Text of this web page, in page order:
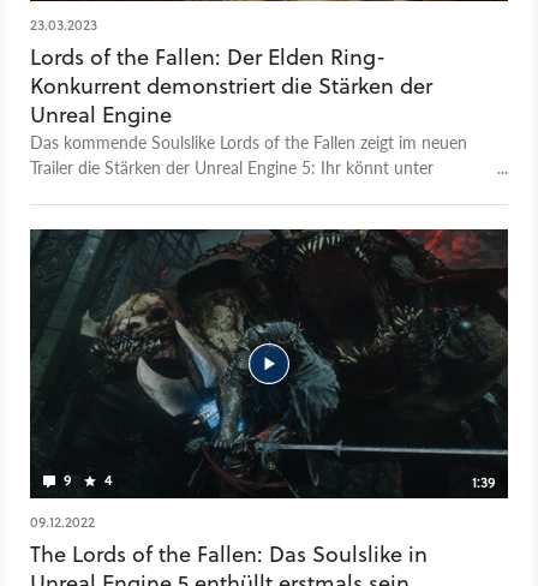
23.03.2023
Lords of the Fallen: Der Elden Ring-
Konkurrent demonstriert die Stärken der
Unreal Engine
Das kommende Soulslike Lords of the Fallen zeigt im neuen
Trailer die Stärken der Unreal Engine 5: Ihr könnt unter
sehen.
9 4
1:39
09.12.2022
The Lords of the Fallen: Das Soulslike in